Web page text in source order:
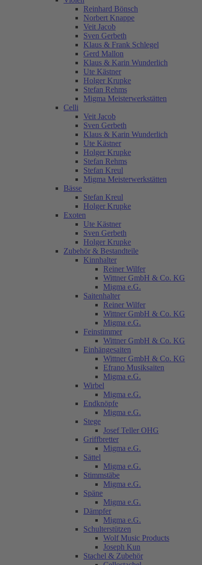
Reinhard Bönsch
Norbert Knappe
Veit Jacob
Sven Gerbeth
Klaus & Frank Schlegel
Gerd Mallon
Klaus & Karin Wunderlich
Ute Kästner
Holger Krupke
Stefan Rehms
Migma Meisterwerkstätten
Celli
Veit Jacob
Sven Gerbeth
Klaus & Karin Wunderlich
Ute Kästner
Holger Krupke
Stefan Rehms
Stefan Kreul
Migma Meisterwerkstätten
Bässe
Stefan Kreul
Holger Krupke
Exoten
Ute Kästner
Sven Gerbeth
Holger Krupke
Zubehör & Bestandteile
Kinnhalter
Reiner Wilfer
Wittner GmbH & Co. KG
Migma e.G.
Saitenhalter
Reiner Wilfer
Wittner GmbH & Co. KG
Migma e.G.
Feinstimmer
Wittner GmbH & Co. KG
Einhängesaiten
Wittner GmbH & Co. KG
Efrano Musiksaiten
Migma e.G.
Wirbel
Migma e.G.
Endknöpfe
Migma e.G.
Stege
Josef Teller OHG
Griffbretter
Migma e.G.
Sättel
Migma e.G.
Stimmstäbe
Migma e.G.
Späne
Migma e.G.
Dämpfer
Migma e.G.
Schulterstützen
Wolf Music Products
Joseph Kun
Stachel & Zubehör